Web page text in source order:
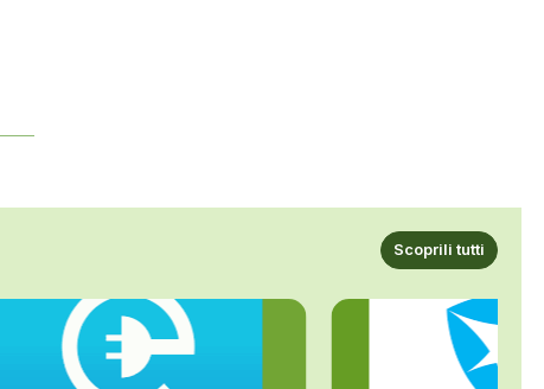
Scoprili tutti